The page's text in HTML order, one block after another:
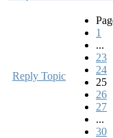
Reply Topic
1
...
23
24
25
26
27
...
30